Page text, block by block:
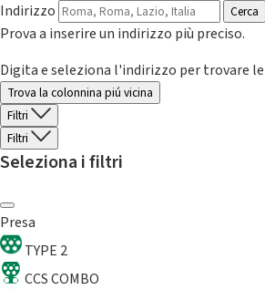
Indirizzo
Cerca
Prova a inserire un indirizzo più preciso.
Digita e seleziona l'indirizzo per trovare
Trova la colonnina piú vicina
Filtri
Filtri
Seleziona i filtri
Presa
TYPE 2
CCS COMBO